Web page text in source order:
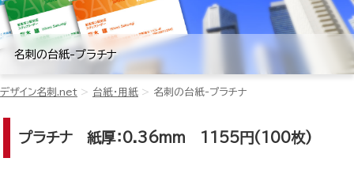
名刺の台紙-プラチナ
デザイン名刺.net 台紙・用紙 名刺の台紙-プラチナ
プラチナ紙厚：0.36mm 1155円(100枚)